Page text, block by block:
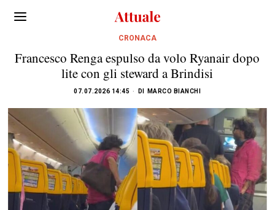
CRONACA
Francesco Renga espulso da volo Ryanair dopo
lite con gli steward a Brindisi
07.07.2026 14:45 DI MARCO BIANCHI